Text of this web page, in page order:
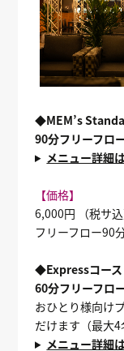
◆MEM’s
90分フリーフロ
メニュー詳細
【価格】
6,000円 （税サ込
フリーフロー90
◆Expressコース
60分フリーフロ
おひとり様向け
だけます（最大4
メニュー詳細